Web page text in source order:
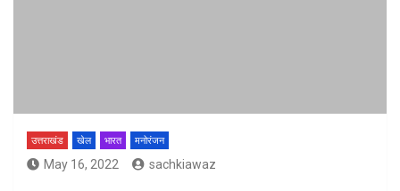
उत्तराखंड खेल भारत मनोरंजन
May 16, 2022 sachkiawaz